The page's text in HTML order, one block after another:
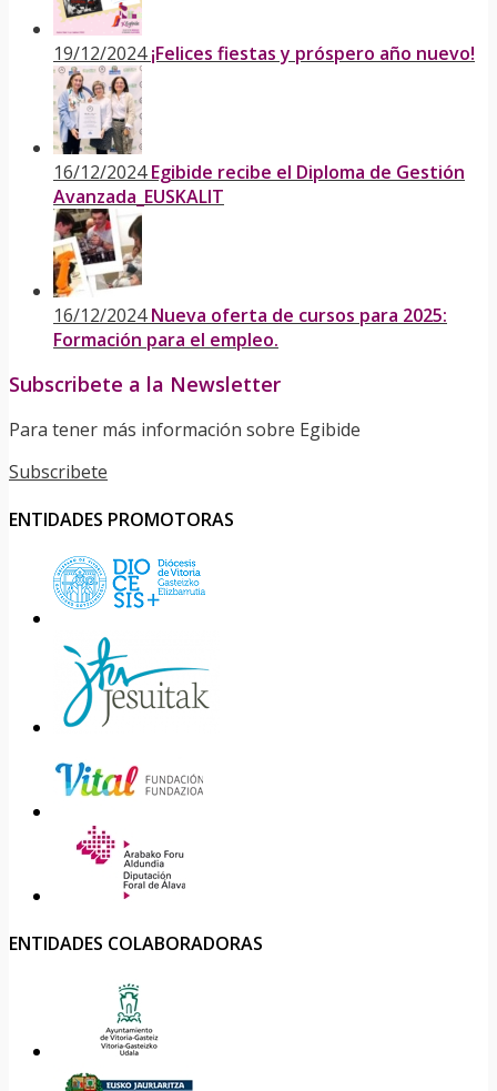
19/12/2024 ¡Felices fiestas y próspero año nuevo!
16/12/2024 Egibide recibe el Diploma de Gestión
Avanzada_EUSKALIT
16/12/2024 Nueva oferta de cursos para 2025:
Formación para el empleo.
Subscribete a la Newsletter
Para tener más información sobre Egibide
Subscribete
ENTIDADES PROMOTORAS
ENTIDADES COLABORADORAS